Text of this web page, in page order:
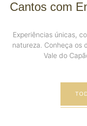
Cantos com
Experiências únicas,
natureza. Conheça os
Vale do